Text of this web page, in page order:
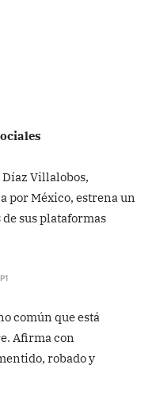
Villalobos,
por México, estrena un
sus plataformas
común que está
Afirma con
robado y